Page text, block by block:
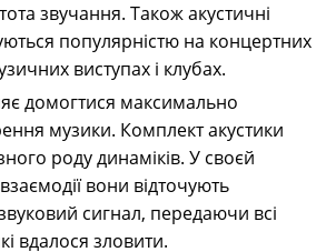
звучання. Також акустичні
популярністю на концертних
виступах і клубах.
домогтися максимально
музики. Комплект акустики
роду динаміків. У своєй
вони відточують
сигнал, передаючи всі
вдалося зловити.